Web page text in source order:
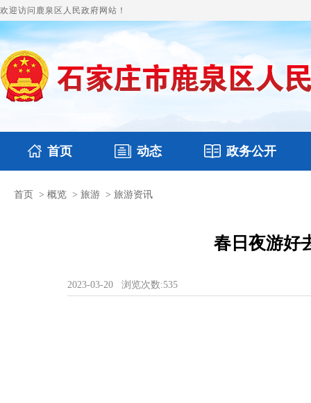
欢迎访问鹿泉区人民政府网站！
首页 动态
国务要闻 鹿泉要闻
政务公开
本区文件
首页 > 概览 > 旅游 > 旅游资讯
春日夜游好
2023-03-20 浏览次数:535